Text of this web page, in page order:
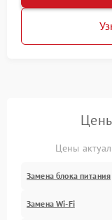
Цены
Замена блока питания
Замена Wi-Fi